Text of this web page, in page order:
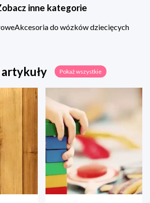
inne kategorie
Akcesoria do wózków dziecięcych
Pokaż wszystkie